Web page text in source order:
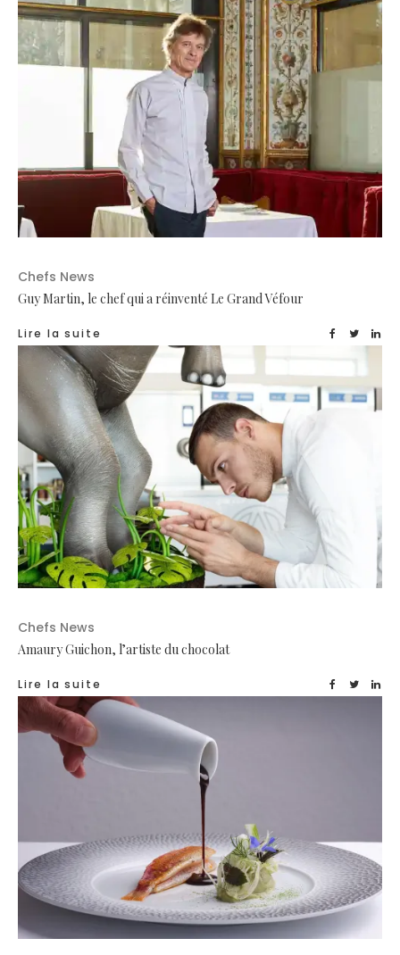
Chefs News
Guy Martin, le chef qui a réinventé Le Grand Véfour
Lire la suite
Chefs News
Amaury Guichon, l’artiste du chocolat
Lire la suite